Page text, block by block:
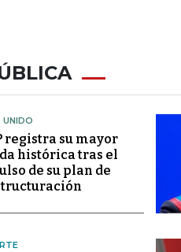
UNIDO
registra su mayor
histórica tras el
de su plan de